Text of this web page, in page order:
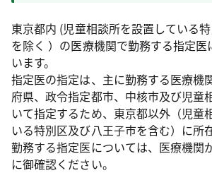
東京都内 (児童相談所を設置している
を除く ）の医療機関で勤務する指定医
います。
指定医の指定は、主に勤務する医療機
府県、政令指定都市、中核市及び児童
いて指定するため、東京都以外（児童
いる特別区及び八王子市を含む）に所
勤務する指定医については、医療機関
に御確認ください。